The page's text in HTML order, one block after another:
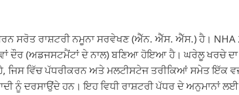
ਸਰੋਤ ਰਾਸ਼ਟਰੀ ਨਮੂਨਾ ਸਰਵੇਖਣ (ਐੱਨ. ਐੱਸ. ਐੱਸ.) ਹੈ।
ਦੌਰ (ਅਡਜਸਟਮੈਂਟਾਂ ਦੇ ਨਾਲ) ਬਣਿਆ ਹੋਇਆ ਹੈ। ਘਰੇਲੂ ਖਰਚੇ
ਜਿਸ ਵਿੱਚ ਪੱਧਰੀਕਰਨ ਅਤੇ ਮਲਟੀਸਟੇਜ ਤਰੀਕਿਆਂ ਸਮੇਤ ਇੱਕ
ਨੂੰ ਦਰਸਾਉਂਦੇ ਹਨ। ਇਹ ਵਿਧੀ ਰਾਸ਼ਟਰੀ ਪੱਧਰ ਦੇ ਅਨੁਮਾਨਾਂ